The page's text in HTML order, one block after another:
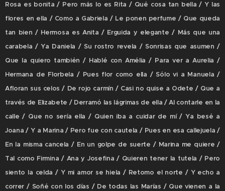
Rosa es bonita / Pero más lo es Rita / Qué cosa tan bella / Y las
flores en ella / Como a Gabriela / Le ponen perfume / Que queda
tan bien / Hermosa es Anita / Erguida y elegante / Más que una
carabela / Ya Daniela / Su rostro revela / Sonrisas que asumen /
Que la quiero también / Hablé con Amélia / Para ver a Aurelia /
Hermana de Florbela / Pues flor como ella / Sólo vi a Manuela /
Afloran sus celos / De rojo carmín / Casi no quise a Odete / Que a
través de Elizabete / Derramó las lágrimas de ella / Al contarle en la
calle / Que no sería ella / Quien iba a cuidar de mí / Ya besé a
Joana / Y a Marina / Pero fue con cautela / Pues en esa callejuela /
En la misma cancela / En un golpe de suerte / Marina me quiere /
Tal como Firmina / Ana y Josefina / Quieren tener la tutela / Pero
siento la celda / Y mi amor se hiela / Retomo el norte / Y echo a
correr / Soñé con los días / De todas las Marías / Que vienen a la